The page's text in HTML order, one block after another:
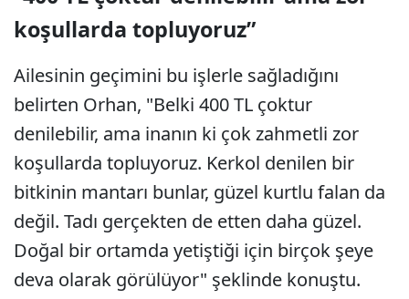
koşullarda topluyoruz”
Ailesinin geçimini bu işlerle sağladığını
belirten Orhan, "Belki 400 TL çoktur
denilebilir, ama inanın ki çok zahmetli zor
koşullarda topluyoruz. Kerkol denilen bir
bitkinin mantarı bunlar, güzel kurtlu falan da
değil. Tadı gerçekten de etten daha güzel.
Doğal bir ortamda yetiştiği için birçok şeye
deva olarak görülüyor" şeklinde konuştu.